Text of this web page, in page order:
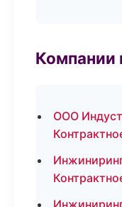
Компании
ООО